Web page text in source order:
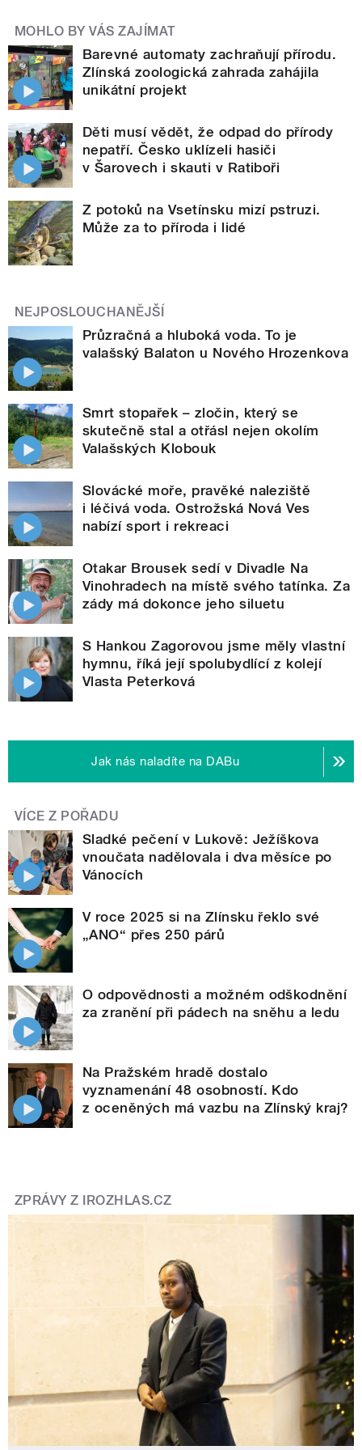
MOHLO BY VÁS ZAJÍMAT
Barevné automaty zachraňují přírodu.
Zlínská zoologická zahrada zahájila
unikátní projekt
Děti musí vědět, že odpad do přírody
nepatří. Česko uklízeli hasiči
v Šarovech i skauti v Ratiboři
Z potoků na Vsetínsku mizí pstruzi.
Může za to příroda i lidé
NEJPOSLOUCHANĚJŠÍ
Průzračná a hluboká voda. To je
valašský Balaton u Nového Hrozenkova
Smrt stopařek – zločin, který se
skutečně stal a otřásl nejen okolím
Valašských Klobouk
Slovácké moře, pravěké naleziště
i léčivá voda. Ostrožská Nová Ves
nabízí sport i rekreaci
Otakar Brousek sedí v Divadle Na
Vinohradech na místě svého tatínka. Za
zády má dokonce jeho siluetu
S Hankou Zagorovou jsme měly vlastní
hymnu, říká její spolubydlící z kolejí
Vlasta Peterková
Jak nás naladíte na DABu
VÍCE Z POŘADU
Sladké pečení v Lukově: Ježíškova
vnoučata nadělovala i dva měsíce po
Vánocích
V roce 2025 si na Zlínsku řeklo své
„ANO“ přes 250 párů
O odpovědnosti a možném odškodnění
za zranění při pádech na sněhu a ledu
Na Pražském hradě dostalo
vyznamenání 48 osobností. Kdo
z oceněných má vazbu na Zlínský kraj?
ZPRÁVY Z IROZHLAS.CZ